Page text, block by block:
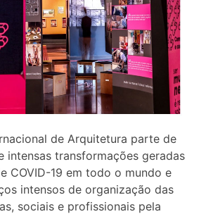
de Arquitetura parte de
intensas transformações geradas
COVID-19 em todo o mundo e
intensos de organização das
sociais e profissionais pela